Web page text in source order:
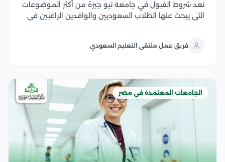
تعد شروط القبول في جامعة نيو جيزة من أكثر الموضوعات
التي يبحث عنها الطلاب السعوديين والوافدين الراغبين في
واستيفاء الحد الأدنى المطلوب للكلية،...
فريق عمل ملتقى التعليم السعودي
الجامعات المعتمدة في مصر